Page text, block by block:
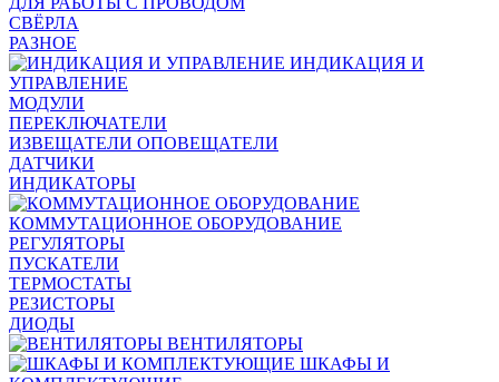
СВЁРЛА
РАЗНОЕ
ИНДИКАЦИЯ И
УПРАВЛЕНИЕ
МОДУЛИ
ПЕРЕКЛЮЧАТЕЛИ
ИЗВЕЩАТЕЛИ ОПОВЕЩАТЕЛИ
ДАТЧИКИ
ИНДИКАТОРЫ
КОММУТАЦИОННОЕ ОБОРУДОВАНИЕ
РЕГУЛЯТОРЫ
ПУСКАТЕЛИ
ТЕРМОСТАТЫ
РЕЗИСТОРЫ
ДИОДЫ
ВЕНТИЛЯТОРЫ
ШКАФЫ И